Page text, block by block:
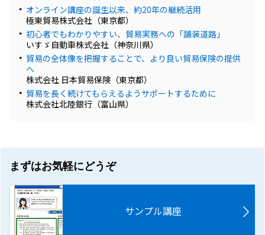
オンライン講座の誕生以来、約20年の継続活用
極東貿易株式会社（東京都）
初心者でもわかりやすい、貿易実務への「舗装道路」
いすゞ自動車株式会社（神奈川県）
貿易の全体像を把握することで、より良い貿易保険の提供
へ
株式会社 日本貿易保険（東京都）
貿易を長く続けてもらえるようサポートするために
株式会社北陸銀行（富山県）
まずはお気軽にどうぞ
サンプル講座